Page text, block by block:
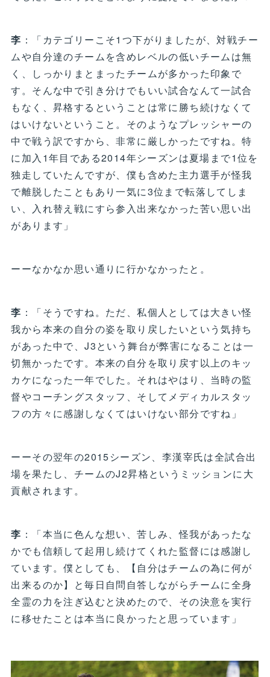
李 ：「カテゴリーこそ1つ下がりましたが、対戦チー
ムや自分達のチームを含めレベルの低いチームは無
く、しっかりまとまったチームが多かった印象で
す。そんな中で引き分けでもいい試合なんて一試合
もなく、昇格するということは常に勝ち続けなくて
はいけないということ。そのようなプレッシャーの
中で戦う訳ですから、非常に厳しかったですね。特
に加入1年目である2014年シーズンは夏場まで1位を
独走していたんですが、僕も含めた主力選手が怪我
で離脱したこともあり一気に3位まで転落してしま
い、入れ替え戦にすら参入出来なかった苦い思い出
があります」
ーーなかなか思い通りに行かなかったと。
李 ：「そうですね。ただ、私個人としては大きい怪
我から本来の自分の姿を取り戻したいという気持ち
があった中で、J3という舞台が弊害になることは一
切無かったです。本来の自分を取り戻す以上のキッ
カケになった一年でした。それはやはり、当時の監
督やコーチングスタッフ、そしてメディカルスタッ
フの方々に感謝しなくてはいけない部分ですね」
ーーその翌年の2015シーズン、李漢宰氏は全試合出
場を果たし、チームのJ2昇格というミッションに大
貢献されます。
李 ：「本当に色んな想い、苦しみ、怪我があったな
かでも信頼して起用し続けてくれた監督には感謝し
ています。僕としても、【自分はチームの為に何が
出来るのか】と毎日自問自答しながらチームに全身
全霊の力を注ぎ込むと決めたので、その決意を実行
に移せたことは本当に良かったと思っています」